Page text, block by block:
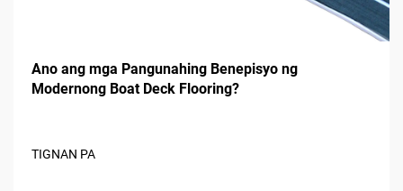
Ano ang mga Pangunahing Benepisyo ng
Modernong Boat Deck Flooring?
TIGNAN PA